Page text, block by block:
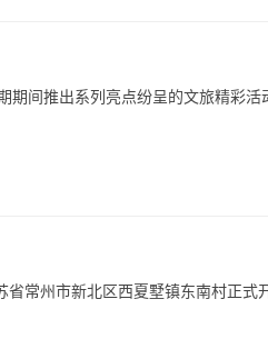
间推出系列亮点纷呈的文旅精彩
常州市新北区西夏墅镇东南村正式